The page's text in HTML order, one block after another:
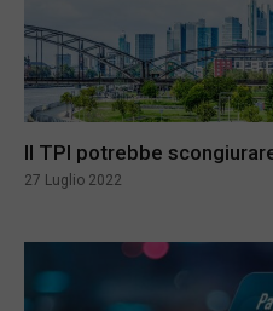
Il TPI potrebbe
27 Luglio 2022